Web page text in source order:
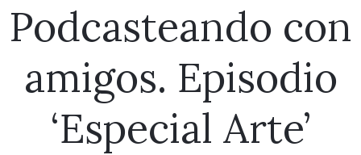
Podcasteando con
amigos. Episodio
‘Especial Arte’